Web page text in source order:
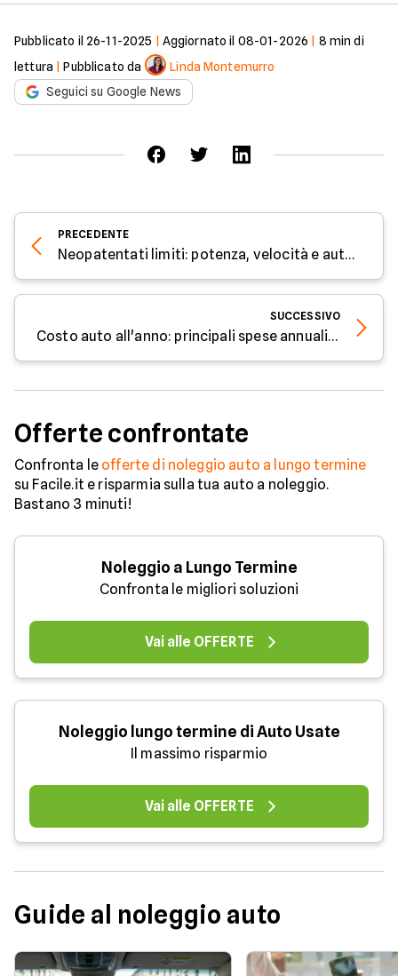
Pubblicato il 26-11-2025 Aggiornato il 08-01-2026 8 min di
lettura |Pubblicato da
Linda Montemurro
Seguici su Google News
PRECEDENTE
Neopatentati limiti: potenza, velocità e auto consentite
SUCCESSIVO
Costo auto all'anno: principali spese annuali della macchina
Offerte confrontate
Confronta le offerte di noleggio auto a lungo termine
su Facile.it e risparmia sulla tua auto a noleggio.
Bastano 3 minuti!
Noleggio a Lungo Termine
Confronta le migliori soluzioni
Vai alle OFFERTE
Noleggio lungo termine di Auto Usate
Il massimo risparmio
Vai alle OFFERTE
Guide al noleggio auto